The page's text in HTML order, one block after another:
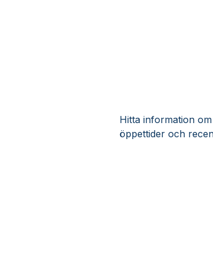
Hitta information
öppettider och